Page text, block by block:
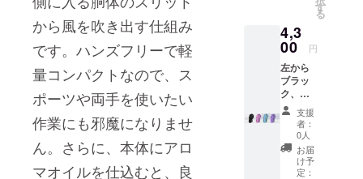
から風を吹き出す仕組み
です。ハンズフリーで軽
量コンパクトなので、ス
ポーツや両手を使いたい
作業にも邪魔になりませ
ん。さらに、本体にアロ
マオイルを仕込むと、良
本※ 送
このリ
ターン
はblö本
体を支
援する
場合の
み、支
援でき
ます。※
blö本体
の支援
が確認
す
る
4,3
00 円
左から
ブラッ
ク、ピ
ンク、
スカイ
ルー、
パープ
ル内
支援
者：
0人
お届
け予
定：